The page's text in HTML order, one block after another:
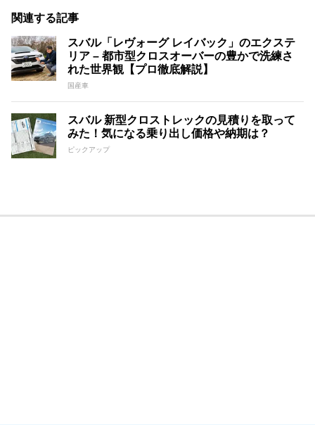
関連する記事
スバル「レヴォーグ レイバック」のエクステ
リア – 都市型クロスオーバーの豊かで洗練さ
れた世界観【プロ徹底解説】
国産車
スバル 新型クロストレックの見積りを取って
みた！気になる乗り出し価格や納期は？
ピックアップ